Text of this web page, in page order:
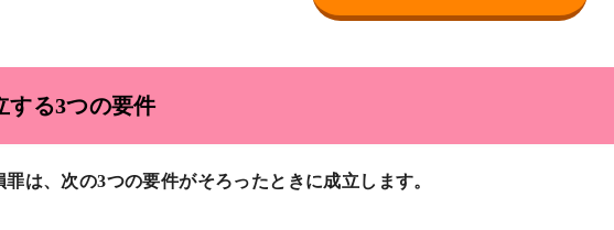
する3つの要件
は、次の3つの要件がそろったときに成立します。